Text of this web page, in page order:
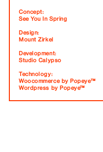
Concept:
See You In Spring
Design:
Mount Zirkel
Development:
Studio Calypso
Technology:
Woocommerce by Popeye™
Wordpress by Popeye™